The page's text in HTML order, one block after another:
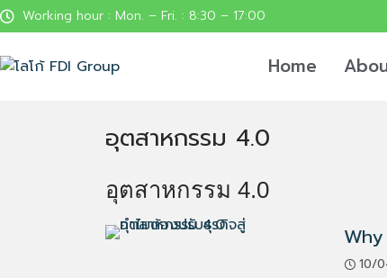
Working hour : Mon. – Fri. : 8:30 – 17:00
Home
อุตสาหกรรม 4.0
อุตสาหกรรม 4.0
10/